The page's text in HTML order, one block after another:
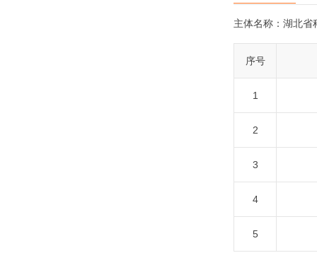
主体名称： 湖北省
序号
1
2
3
4
5